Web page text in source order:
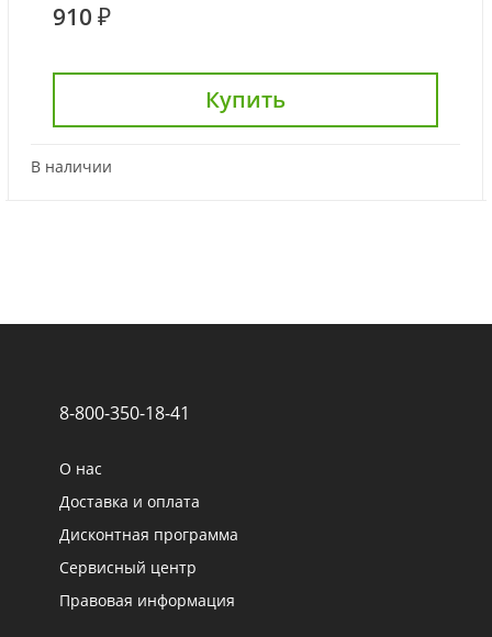
910 ₽
Купить
В наличии
8-800-350-18-41
О нас
Доставка и оплата
Дисконтная программа
Сервисный центр
Правовая информация